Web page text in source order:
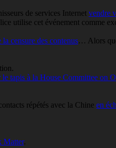
de services Internet vendre
utilise cet événement comme
censure des contenus… Alors
le tapis à la House Committee on
répétés avec la Chine en
Matter.